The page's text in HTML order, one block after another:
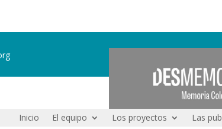
Inicio El equipo Los proyectos Las